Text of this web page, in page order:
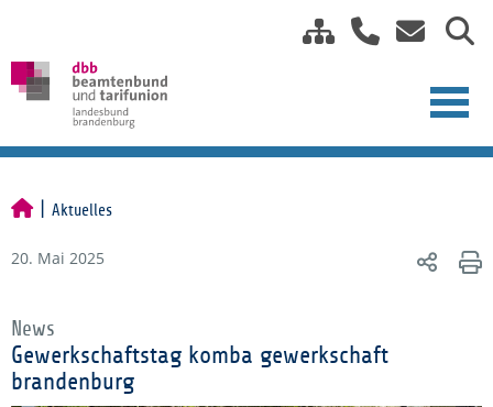
Aktuelles
20. Mai 2025
News
Gewerkschaftstag komba gewerkschaft
brandenburg